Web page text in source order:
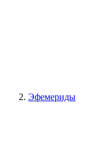
Эфемериды